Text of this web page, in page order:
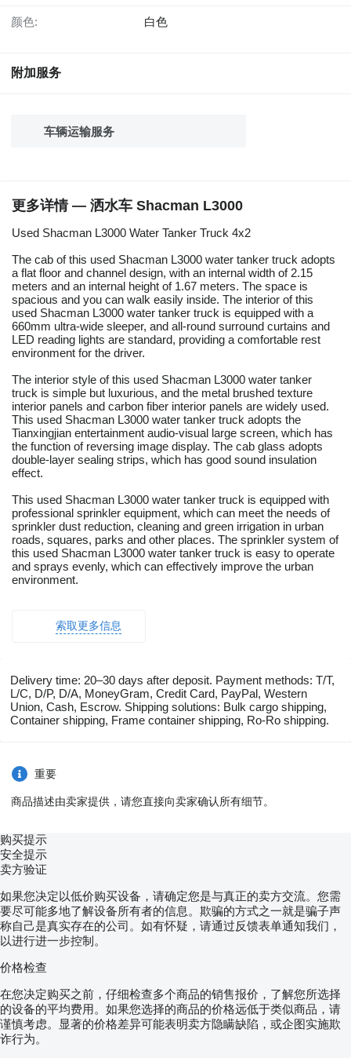
颜色: 白色
附加服务
车辆运输服务
更多详情 — 洒水车 Shacman L3000
Used Shacman L3000 Water Tanker Truck 4x2
The cab of this used Shacman L3000 water tanker truck adopts
a flat floor and channel design, with an internal width of 2.15
meters and an internal height of 1.67 meters. The space is
spacious and you can walk easily inside. The interior of this
used Shacman L3000 water tanker truck is equipped with a
660mm ultra-wide sleeper, and all-round surround curtains and
LED reading lights are standard, providing a comfortable rest
environment for the driver.
The interior style of this used Shacman L3000 water tanker
truck is simple but luxurious, and the metal brushed texture
interior panels and carbon fiber interior panels are widely used.
This used Shacman L3000 water tanker truck adopts the
Tianxingjian entertainment audio-visual large screen, which has
the function of reversing image display. The cab glass adopts
double-layer sealing strips, which has good sound insulation
effect.
This used Shacman L3000 water tanker truck is equipped with
professional sprinkler equipment, which can meet the needs of
sprinkler dust reduction, cleaning and green irrigation in urban
roads, squares, parks and other places. The sprinkler system of
this used Shacman L3000 water tanker truck is easy to operate
and sprays evenly, which can effectively improve the urban
environment.
索取更多信息
Delivery time: 20–30 days after deposit. Payment methods: T/T,
L/C, D/P, D/A, MoneyGram, Credit Card, PayPal, Western
Union, Cash, Escrow. Shipping solutions: Bulk cargo shipping,
Container shipping, Frame container shipping, Ro-Ro shipping.
重要
商品描述由卖家提供，请您直接向卖家确认所有细节。
购买提示
安全提示
卖方验证
如果您决定以低价购买设备，请确定您是与真正的卖方交流。您需
要尽可能多地了解设备所有者的信息。欺骗的方式之一就是骗子声
称自己是真实存在的公司。如有怀疑，请通过反馈表单通知我们，
以进行进一步控制。
价格检查
在您决定购买之前，仔细检查多个商品的销售报价，了解您所选择
的设备的平均费用。如果您选择的商品的价格远低于类似商品，请
谨慎考虑。显著的价格差异可能表明卖方隐瞒缺陷，或企图实施欺
诈行为。